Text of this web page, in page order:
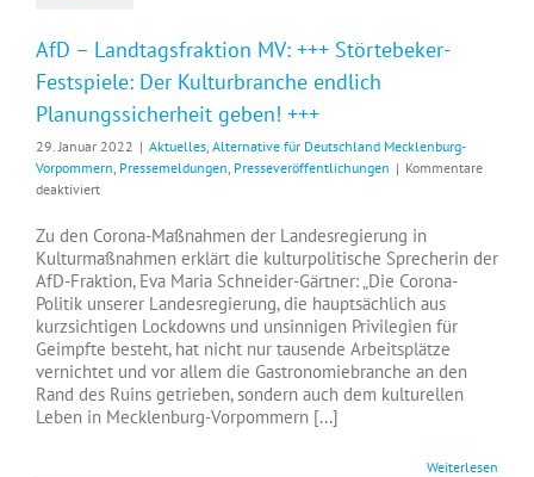
AfD – Landtagsfraktion MV: +++ Störtebeker-
Festspiele: Der Kulturbranche endlich
Planungssicherheit geben! +++
29. Januar 2022 | Aktuelles, Alternative für Deutschland Mecklenburg-
Vorpommern, Pressemeldungen, Presseveröffentlichungen | Kommentare
deaktiviertfür
–
Landtagsfraktion
MV:
Störtebeker-
Festspiele:
Der
Kulturbranche
endlich
Planungssicherheit
Zu den Corona-Maßnahmen der Landesregierung in
Kulturmaßnahmen erklärt die kulturpolitische Sprecherin der
AfD-Fraktion, Eva Maria Schneider-Gärtner: „Die Corona-
Politik unserer Landesregierung, die hauptsächlich aus
kurzsichtigen Lockdowns und unsinnigen Privilegien für
Geimpfte besteht, hat nicht nur tausende Arbeitsplätze
vernichtet und vor allem die Gastronomiebranche an den
Rand des Ruins getrieben, sondern auch dem kulturellen
Leben in Mecklenburg-Vorpommern [...]
Weiterlesen